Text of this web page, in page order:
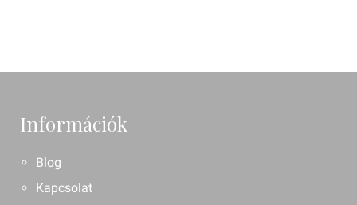
Információk
Blog
Kapcsolat